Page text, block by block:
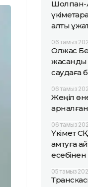
Шолпан-
алты
06 тамыз
Олжас
жасанды
саудаға
06 тамыз
Жеңіл
06 тамыз
Үкімет
қамтуға
05 тамыз